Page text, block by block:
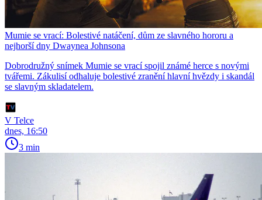
Mumie se vrací: Bolestivé natáčení, dům ze slavného hororu a
nejhorší dny Dwaynea Johnsona
Dobrodružný snímek Mumie se vrací spojil známé herce s novými
tvářemi. Zákulisí odhaluje bolestivé zranění hlavní hvězdy i skandál
se slavným skladatelem.
V Telce
dnes, 16:50
3 min